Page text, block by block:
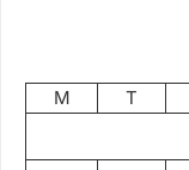
M T